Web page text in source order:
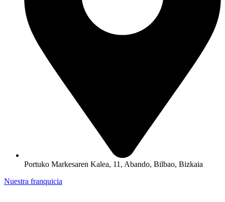
Portuko Markesaren Kalea, 11, Abando, Bilbao, Bizkaia
Nuestra franquicia